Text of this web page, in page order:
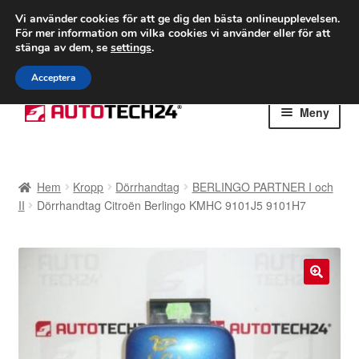
FRAKT från 75 kr
Världsomspännande frakt
Ring 766 924 713
Hoppa
till
Hoppa
till
Meny
Betalningar
Kolla upp
Hem Kropp Dörrhandtag
BERLINGO PARTNER I och
II
Dörrhandtag Citroën Berlingo KMHC 9101J5 9101H7
Vi använder cookies för att ge dig den bästa onlineupplevelsen.
För mer information om vilka cookies vi använder eller för att
stänga av dem, se settings.
Acceptera